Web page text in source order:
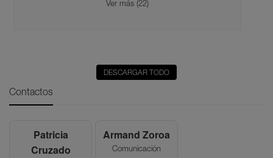
Ver más (22)
DESCARGAR TODO
Contactos
Patricia
Cruzado
Armand Zoroa
Comunicación